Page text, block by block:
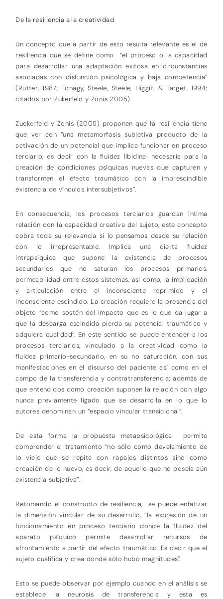
De la resiliencia a la creatividad
Un concepto que a partir de esto resulta relevante es el de
resiliencia que se define como “el proceso o la capacidad
para desarrollar una adaptación exitosa en circunstancias
asociadas con disfunción psicológica y baja competencia”
(Rutter, 1987; Fonagy, Steele, Steele, Higgit, & Target, 1994;
citados por Zukerfeld y Zonis 2005)
Zuckerfeld y Zonis (2005) proponen que la resiliencia tiene
que ver con “una metamorfosis subjetiva producto de la
activación de un potencial que implica funcionar en proceso
terciario, es decir con la fluidez libidinal necesaria para la
creación de condiciones psíquicas nuevas que capturen y
transformen el efecto traumático con la imprescindible
existencia de vínculos intersubjetivos”.
En consecuencia, los procesos terciarios guardan íntima
relación con la capacidad creativa del sujeto, este concepto
cobra toda su relevancia si lo pensamos desde su relación
con lo irrepresentable. Implica una cierta fluidez
intrapsíquica que supone la existencia de procesos
secundarios que no saturan los procesos primarios:
permeabilidad entre estos sistemas, así como, la implicación
y articulación entre el inconsciente reprimido y el
inconsciente escindido. La creación requiere la presencia del
objeto “como sostén del impacto que es lo que da lugar a
que la descarga escindida pierda su potencial traumático y
adquiera cualidad”. En este sentido se puede entender a los
procesos terciarios, vinculado a la creatividad como la
fluidez primario-secundario, en su no saturación, con sus
manifestaciones en el discurso del paciente así como en el
campo de la transferencia y contratransferencia; además de
que entendidos como creación suponen la relación con algo
nunca previamente ligado que se desarrolla en lo que lo
autores denominan un “espacio vincular transicional”.
De esta forma la propuesta metapsicológica permite
comprender el tratamiento “no sólo como develamiento de
lo viejo que se repite con ropajes distintos sino como
creación de lo nuevo, es decir, de aquello que no poseía aún
existencia subjetiva”.
Retomando el constructo de resiliencia, se puede enfatizar
la dimensión vincular de su desarrollo, “la expresión de un
funcionamiento en proceso terciario donde la fluidez del
aparato psíquico permite desarrollar recursos de
afrontamiento a partir del efecto traumático. Es decir que el
sujeto cualifica y crea donde sólo hubo magnitudes”.
Esto se puede observar por ejemplo cuando en el análisis se
establece la neurosis de transferencia y esta es